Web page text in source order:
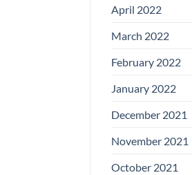
April 2022
March 2022
February 2022
January 2022
December 2021
November 2021
October 2021